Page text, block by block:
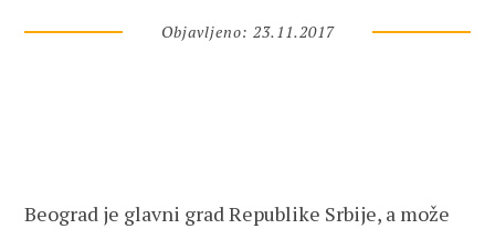
Objavljeno: 23.11.2017
Beograd je glavni grad Republike Srbije, a može